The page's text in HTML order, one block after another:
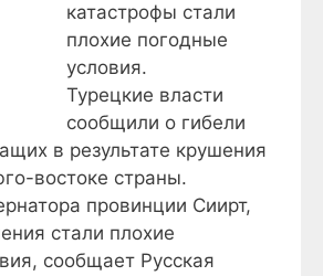
катастрофы стали
плохие погодные
условия.
Турецкие власти
сообщили о гибели
в результате крушения
востоке страны.
провинции Сиирт,
стали плохие
сообщает Русская